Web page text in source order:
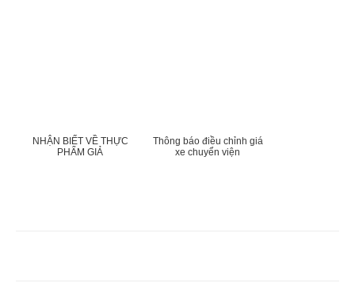
NHẬN BIẾT VỀ THỰC
PHẨM GIẢ
Thông báo điều chỉnh giá
xe chuyển viện